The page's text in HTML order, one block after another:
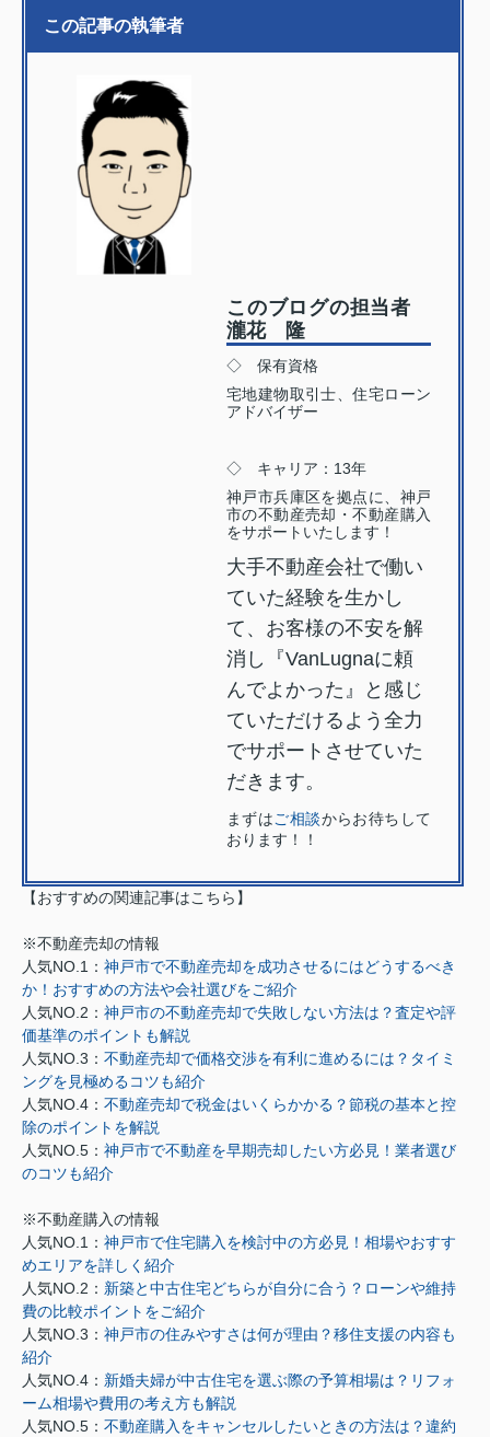
この記事の執筆者
このブログの担当者
瀧花 隆
◇ 保有資格
宅地建物取引士、住宅ローン
アドバイザー
◇ キャリア：13年
神戸市兵庫区を拠点に、神戸
市の不動産売却・不動産購入
をサポートいたします！
大手不動産会社で働い
ていた経験を生かし
て、お客様の不安を解
消し『VanLugnaに頼
んでよかった』と感じ
ていただけるよう全力
でサポートさせていた
だきます。
まずはご相談からお待ちして
おります！！
【おすすめの関連記事はこちら】
※不動産売却の情報
人気NO.1： 神戸市で不動産売却を成功させるにはどうするべき
か！おすすめの方法や会社選びをご紹介
人気NO.2： 神戸市の不動産売却で失敗しない方法は？査定や評
価基準のポイントも解説
人気NO.3： 不動産売却で価格交渉を有利に進めるには？タイミ
ングを見極めるコツも紹介
人気NO.4： 不動産売却で税金はいくらかかる？節税の基本と控
除のポイントを解説
人気NO.5： 神戸市で不動産を早期売却したい方必見！業者選び
のコツも紹介
※不動産購入の情報
人気NO.1： 神戸市で住宅購入を検討中の方必見！相場やおすす
めエリアを詳しく紹介
人気NO.2： 新築と中古住宅どちらが自分に合う？ローンや維持
費の比較ポイントをご紹介
人気NO.3： 神戸市の住みやすさは何が理由？移住支援の内容も
紹介
人気NO.4： 新婚夫婦が中古住宅を選ぶ際の予算相場は？リフォ
ーム相場や費用の考え方も解説
人気NO.5： 不動産購入をキャンセルしたいときの方法は？違約